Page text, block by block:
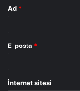
Ad *
E-posta *
İnternet sitesi